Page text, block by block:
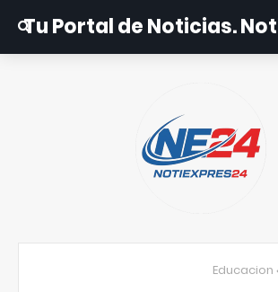
Tu Portal de Noticias.
Educacion